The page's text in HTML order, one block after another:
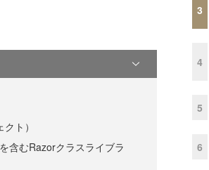
ト）
含むRazorクラスライブラ
3
4
5
6